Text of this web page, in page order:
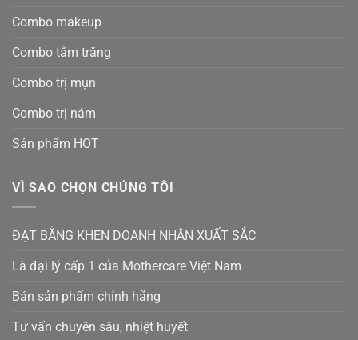
Combo makeup
Combo tắm trắng
Combo trị mụn
Combo trị nám
Sản phẩm HOT
VÌ SAO CHỌN CHÚNG TÔI
ĐẠT BẰNG KHEN DOANH NHÂN XUẤT SẮC
Là đại lý cấp 1 của Mothercare Việt Nam
Bán sản phẩm chính hãng
Tư vấn chuyên sâu, nhiệt huyết